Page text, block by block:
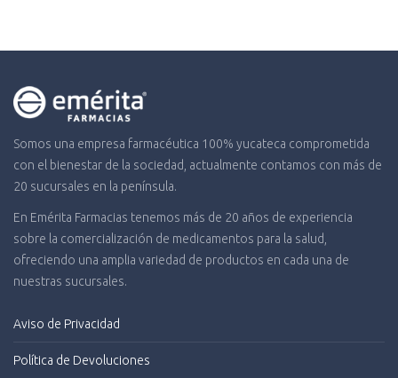
Somos una empresa farmacéutica 100% yucateca comprometida
con el bienestar de la sociedad, actualmente contamos con más de
20 sucursales en la península.
En Emérita Farmacias tenemos más de 20 años de experiencia
sobre la comercialización de medicamentos para la salud,
ofreciendo una amplia variedad de productos en cada una de
nuestras sucursales.
Aviso de Privacidad
Política de Devoluciones